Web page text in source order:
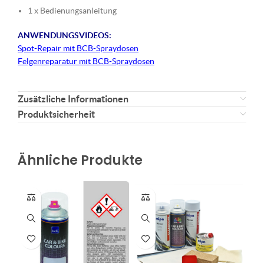
1 x Bedienungsanleitung
ANWENDUNGSVIDEOS:
Spot-Repair mit BCB-Spraydosen
Felgenreparatur mit BCB-Spraydosen
Zusätzliche Informationen
Produktsicherheit
Ähnliche Produkte